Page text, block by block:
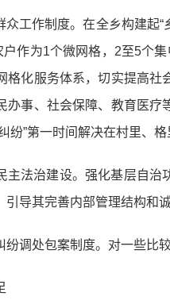
众工作制度。在全乡构建
作为1个微网格，2至5个
格化服务体系，切实提高
办事、社会保障、教育医
纷”第一时间解决在村里、
主法治建设。强化基层自
引导其完善内部管理结构和
纷调处包案制度。对一些